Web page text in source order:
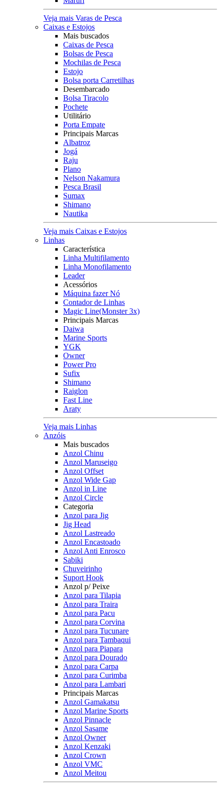
Veja mais Varas de Pesca
Caixas e Estojos
Mais buscados
Caixas de Pesca
Bolsas de Pesca
Mochilas de Pesca
Estojo
Bolsa porta Carretilhas
Desembarcado
Bolsa Tiracolo
Pochete
Utilitário
Porta Empate
Principais Marcas
Albatroz
Jogá
Raju
Plano
Nelson Nakamura
Pesca Brasil
Sumax
Shimano
Nautika
Veja mais Caixas e Estojos
Linhas
Característica
Linha Multifilamento
Linha Monofilamento
Leader
Acessórios
Máquina fazer Nó
Contador de Linhas
Magic Line(Monster 3x)
Principais Marcas
Daiwa
Marine Sports
YGK
Owner
Power Pro
Sufix
Shimano
Raiglon
Fast Line
Araty
Veja mais Linhas
Anzóis
Mais buscados
Anzol Chinu
Anzol Maruseigo
Anzol Offset
Anzol Wide Gap
Anzol in Line
Anzol Circle
Categoria
Anzol para Jig
Jig Head
Anzol Lastreado
Anzol Encastoado
Anzol Anti Enrosco
Sabiki
Chuveirinho
Suport Hook
Anzol p/ Peixe
Anzol para Tilapia
Anzol para Traira
Anzol para Pacu
Anzol para Corvina
Anzol para Tucunare
Anzol para Tambaqui
Anzol para Piapara
Anzol para Dourado
Anzol para Carpa
Anzol para Curimba
Anzol para Lambari
Principais Marcas
Anzol Gamakatsu
Anzol Marine Sports
Anzol Pinnacle
Anzol Sasame
Anzol Owner
Anzol Kenzaki
Anzol Crown
Anzol VMC
Anzol Meitou